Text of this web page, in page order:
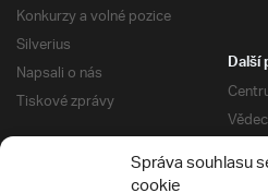
Správa souhlasu
Konkurzy a volné pozice
Silverius
Napsali o nás
Tiskové zprávy
Další